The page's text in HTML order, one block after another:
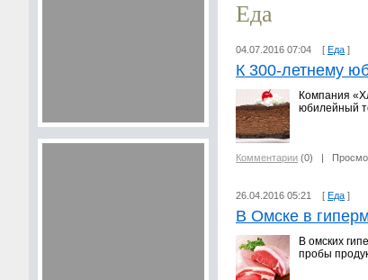
Еда
04.07.2016 07:04 [ Еда ]
К 300-летнему
Компания
юбилейный
Комментарии (0) |
26.04.2016 05:21 [ Еда ]
В Омске в
В омских
пробы